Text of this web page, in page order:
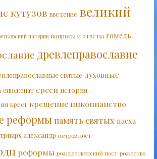
кутузов введение великий
патерик вопросы и ответы гомель
древлеправославие
святые духовные
епископат ереси история
крест крещение никонианство
реформыпамять святых пасха
александр петров пост
реформы рождественский пост рожество